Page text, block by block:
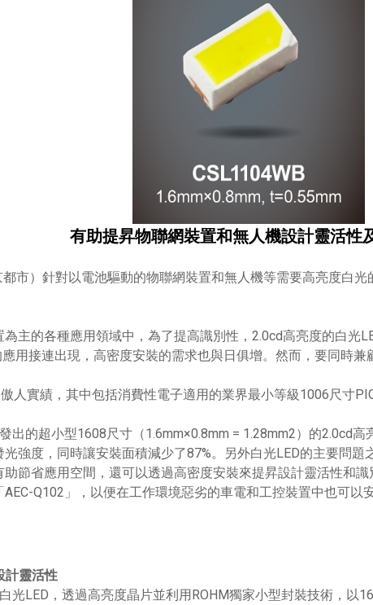
有助提昇物聯網裝置和無人機設計靈活性
市）針對以電池驅動的物聯網裝置和無人機等需要高亮度白
主的各種應用領域中，為了提高識別性，2.0cd高亮度的白光
用接連出現，高密度安裝的需求也與日俱增。然而，要同時兼
人實績，其中包括消費性電子適用的業界最小等級1006尺寸
出的超小型1608尺寸（1.6mm×0.8mm = 1.28mm2）的2.0cd
光強度，同時讓安裝面積減少了87%。另外白光LED的主要問
節省應用空間，還可以透過高密度安裝來提昇設計靈活性和
Q102」，以便在工作環境惡劣的車電和工控裝置中也可以安
計靈活性
光LED，透過高亮度晶片並利用ROHM獨家小型封裝技術，以